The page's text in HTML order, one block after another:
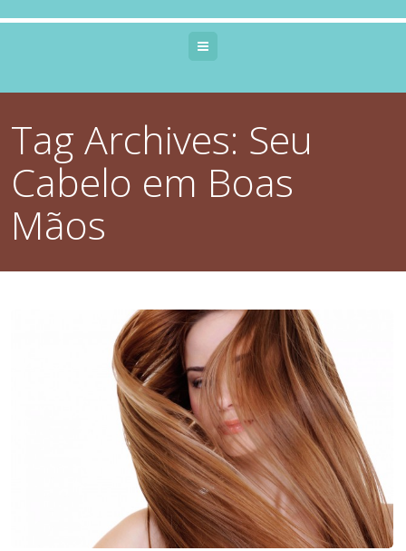
Tag Archives: Seu
Cabelo em Boas
Mãos